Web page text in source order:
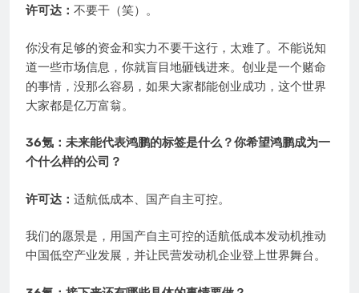
许可达： 不要干（笑）。
你没有足够的资金和实力不要干这行，太难了。不能说知
道一些市场信息，你就盲目地砸钱进来。创业是一个赌命
的事情，没那么容易，如果大家都能创业成功，这个世界
大家都是亿万富翁。
36氪：未来能代表鸿鹏的标签是什么？你希望鸿鹏成为一
个什么样的公司？
许可达： 适航低成本、国产自主可控。
我们的愿景是，用国产自主可控的适航低成本发动机推动
中国低空产业发展，并让民营发动机企业登上世界舞台。